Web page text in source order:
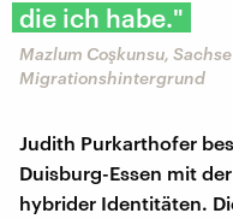
die ich habe."
Mazlum Coşkunsu,
Migrationshintergrund
Judith Purkarthofer
Duisburg-Essen mit
hybrider Identitäten.